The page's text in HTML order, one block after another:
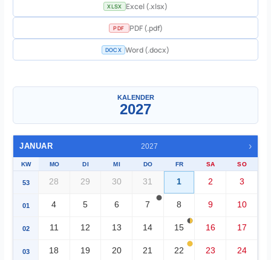
XLSX Excel (.xlsx)
PDF PDF (.pdf)
DOCX Word (.docx)
KALENDER
2027
JANUAR 2027 ›
KW MO DI MI DO FR SA SO
53 28 29 30 31 1 2 3
01 4 5 6 7 8 9 10
02 11 12 13 14 15 16 17
03 18 19 20 21 22 23 24